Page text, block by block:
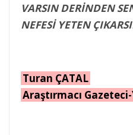
VARSIN DERİNDEN
NEFESİ YETEN
Turan ÇATAL
Araştırmacı